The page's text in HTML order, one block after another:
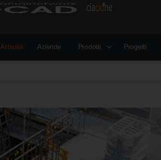
Attività Aziende Prodotti Progetti